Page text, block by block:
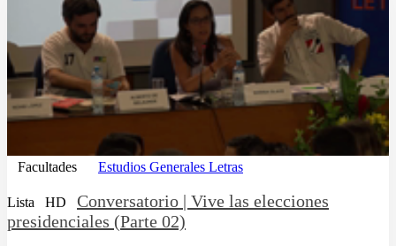
Facultades Estudios Generales Letras
Lista HD
Conversatorio | Vive las elecciones
presidenciales (Parte 02)